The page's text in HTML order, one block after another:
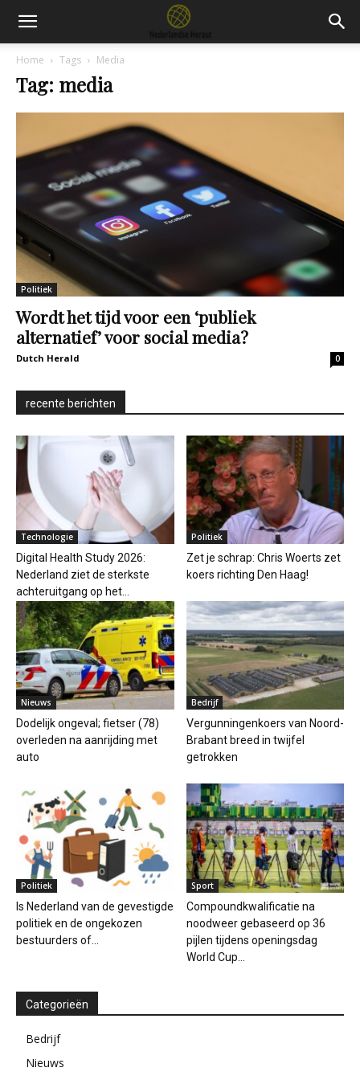
Home Tags Media
Tag: media
Politiek
Wordt het tijd voor een ‘publiek
alternatief’ voor social media?
Dutch Herald 0
recente berichten
Technologie
Digital Health Study 2026:
Nederland ziet de sterkste
achteruitgang op het...
Politiek
Zet je schrap: Chris Woerts zet
koers richting Den Haag!
Nieuws
Dodelijk ongeval; fietser (78)
overleden na aanrijding met
auto
Bedrijf
Vergunningenkoers van Noord-
Brabant breed in twijfel
getrokken
Politiek
Is Nederland van de gevestigde
politiek en de ongekozen
bestuurders of...
Sport
Compoundkwalificatie na
noodweer gebaseerd op 36
pijlen tijdens openingsdag
World Cup...
Categorieën
Bedrijf
Nieuws